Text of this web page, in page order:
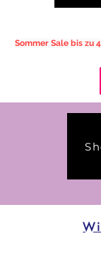
Sommer Sale bis zu